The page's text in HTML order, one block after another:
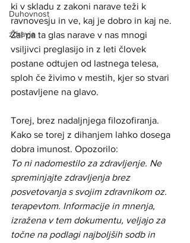
Duhovnost
zdravje
ki v skladu z zakoni narave teži k
ravnovesju in ve, kaj je dobro in kaj ne.
Žal pa ta glas narave v nas mnogi
vsiljivci preglasijo in z leti človek
postane odtujen od lastnega telesa,
sploh če živimo v mestih, kjer so stvari
postavljene na glavo.
Torej, brez nadaljnjega filozofiranja.
Kako se torej z dihanjem lahko dosega
dobra imunost. Opozorilo:
To ni nadomestilo za zdravljenje. Ne
spreminjajte zdravljenja brez
posvetovanja s svojim zdravnikom oz.
terapevtom. Informacije in mnenja,
izražena v tem dokumentu, veljajo za
točne na podlagi najboljših sodb in